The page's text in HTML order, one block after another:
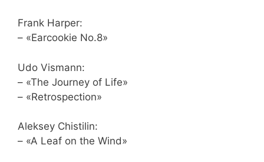
Frank Harper:
– «Earcookie No.8»
Udo Vismann:
– «The Journey of Life»
– «Retrospection»
Aleksey Chistilin:
– «A Leaf on the Wind»